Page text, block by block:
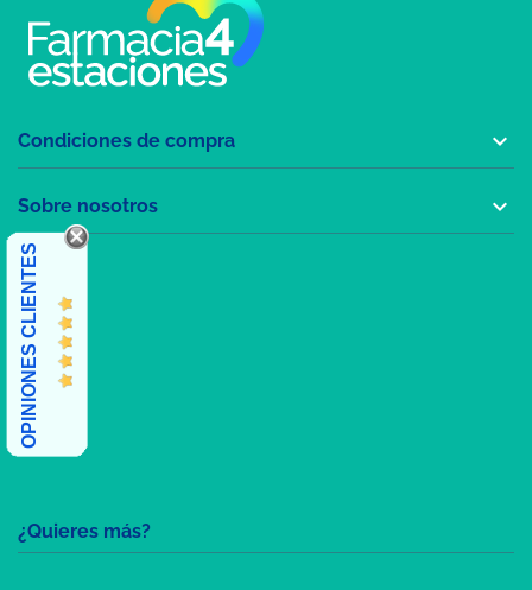
¿Quieres más?
Condiciones de compra 
Sobre nosotros 
OPINIONES CLIENTES